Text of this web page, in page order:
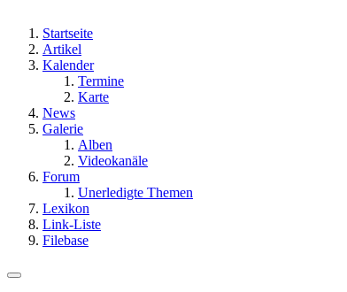
Startseite
Artikel
Kalender
Termine
Karte
News
Galerie
Alben
Videokanäle
Forum
Unerledigte Themen
Lexikon
Link-Liste
Filebase